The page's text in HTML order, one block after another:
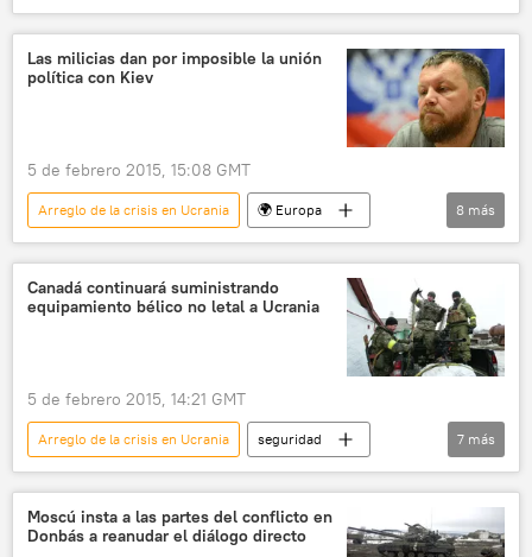
Defensa
EEUU
Ucrania
Alexandr Lukashévich
Ministerio de Asuntos Exteriores de Rusia
📰 Suministro de armas a Ucrania
Las milicias dan por imposible la unión
política con Kiev
5 de febrero 2015, 15:08 GMT
Arreglo de la crisis en Ucrania
🌍 Europa
Internacional
Situación en el este de Ucrania
Ucrania
Donbás
Andréi Purguín
república popular de Donetsk
8 más
Canadá continuará suministrando
equipamiento bélico no letal a Ucrania
5 de febrero 2015, 14:21 GMT
Arreglo de la crisis en Ucrania
seguridad
Defensa
Canadá
Ucrania
ONU
OTAN
📰 Suministro de armas a Ucrania
noticias
7 más
Moscú insta a las partes del conflicto en
Donbás a reanudar el diálogo directo